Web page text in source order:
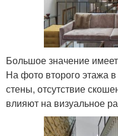
Большое значение
На фото второго этажа
стены, отсутствие
влияют на визуальное